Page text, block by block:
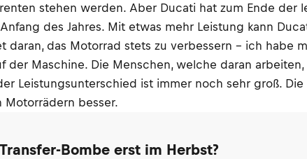
stehen werden. Aber Ducati hat zum Ende der
des Jahres. Mit etwas mehr Leistung kann
daran, das Motorrad stets zu verbessern – ich habe
Maschine. Die Menschen, welche daran
Leistungsunterschied ist immer noch sehr groß.
besser.
Bombe erst im Herbst?